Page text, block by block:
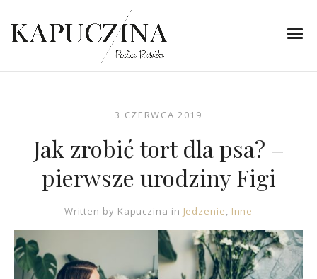
3 CZERWCA 2019
Jak zrobić tort dla psa? –
pierwsze urodziny Figi
Written by Kapuczina in Jedzenie, Inne